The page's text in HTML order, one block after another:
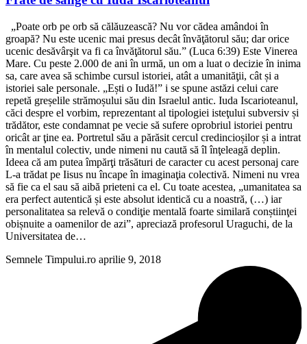
„Poate orb pe orb să călăuzească? Nu vor cădea amândoi în
groapă? Nu este ucenic mai presus decât învăţătorul său; dar orice
ucenic desăvârşit va fi ca învăţătorul său.” (Luca 6:39) Este Vinerea
Mare. Cu peste 2.000 de ani în urmă, un om a luat o decizie în inima
sa, care avea să schimbe cursul istoriei, atât a umanităţii, cât și a
istoriei sale personale. „Ești o Iudă!” i se spune astăzi celui care
repetă greșelile strămoșului său din Israelul antic. Iuda Iscarioteanul,
căci despre el vorbim, reprezentant al tipologiei isteţului subversiv și
trădător, este condamnat pe vecie să sufere oprobriul istoriei pentru
oricât ar ţine ea. Portretul său a părăsit cercul credincioșilor și a intrat
în mentalul colectiv, unde nimeni nu caută să îl înţeleagă deplin.
Ideea că am putea împărţi trăsături de caracter cu acest personaj care
L-a trădat pe Iisus nu încape în imaginaţia colectivă. Nimeni nu vrea
să fie ca el sau să aibă prieteni ca el. Cu toate acestea, „umanitatea sa
era perfect autentică și este absolut identică cu a noastră, (…) iar
personalitatea sa relevă o condiţie mentală foarte similară conștiinţei
obișnuite a oamenilor de azi”, apreciază profesorul Uraguchi, de la
Universitatea de…
Semnele Timpului.ro aprilie 9, 2018